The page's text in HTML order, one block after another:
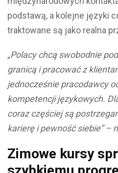
podstawą, a kolejne języki
traktowane są jako realna
„Polacy chcą swobodnie
granicą i pracować z
jednocześnie pracodawcy
kompetencji językowych.
coraz częściej są
karierę i pewność siebie” –
Zimowe kursy